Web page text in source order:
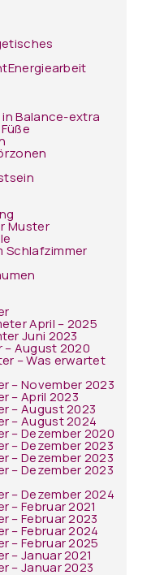
in Balance-extra
Muster
Schlafzimmer
April – 2025
Juni 2023
August 2020
– Was erwartet
– November 2023
– April 2023
– August 2023
– August 2024
– Dezember 2020
– Dezember 2023
– Dezember 2023
– Dezember 2023
– Dezember 2024
– Februar 2021
– Februar 2023
– Februar 2024
– Februar 2025
– Januar 2021
– Januar 2023